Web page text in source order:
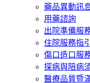
藥品異動訊
用藥諮詢
出院準備服
住院服務指引
傷口造口服
探病與陪病
醫療品質暨